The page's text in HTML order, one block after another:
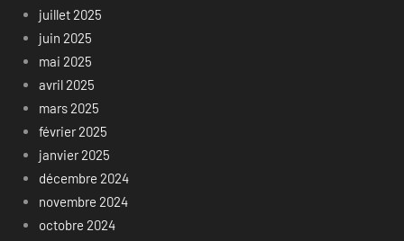
juillet 2025
juin 2025
mai 2025
avril 2025
mars 2025
février 2025
janvier 2025
décembre 2024
novembre 2024
octobre 2024